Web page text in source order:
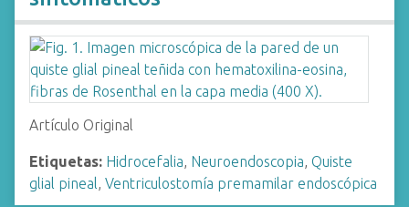
Artículo Original
Etiquetas: Hidrocefalia, Neuroendoscopia, Quiste
glial pineal, Ventriculostomía premamilar endoscópica